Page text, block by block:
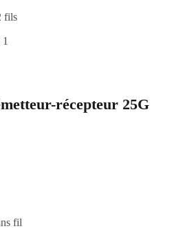
fils
récepteur 25G
fil